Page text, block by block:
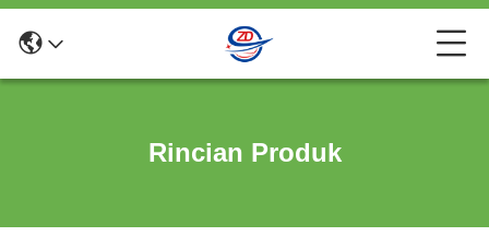
Rincian Produk